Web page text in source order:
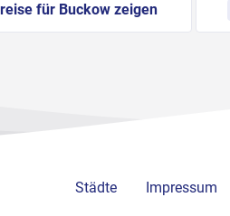
für Buckow zeigen
Städte Impressum